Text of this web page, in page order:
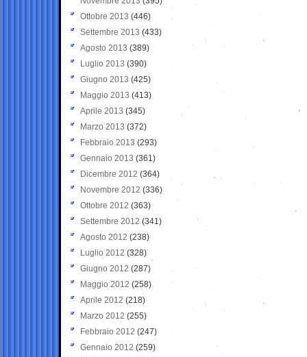
Ottobre 2013 (446)
Settembre 2013 (433)
Agosto 2013 (389)
Luglio 2013 (390)
Giugno 2013 (425)
Maggio 2013 (413)
Aprile 2013 (345)
Marzo 2013 (372)
Febbraio 2013 (293)
Gennaio 2013 (361)
Dicembre 2012 (364)
Novembre 2012 (336)
Ottobre 2012 (363)
Settembre 2012 (341)
Agosto 2012 (238)
Luglio 2012 (328)
Giugno 2012 (287)
Maggio 2012 (258)
Aprile 2012 (218)
Marzo 2012 (255)
Febbraio 2012 (247)
Gennaio 2012 (259)